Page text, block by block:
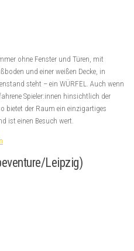
ohne Fenster und Türen, mit
und einer weißen Decke, in
steht – ein WÜRFEL. Auch wenn
Spieler:innen hinsichtlich der
bietet der Raum ein einzigartiges
ist einen Besuch wert.
Leipzig)